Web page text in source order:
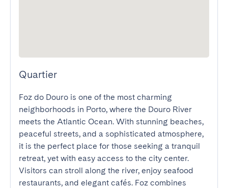
Quartier
Foz do Douro is one of the most charming
neighborhoods in Porto, where the Douro River
meets the Atlantic Ocean. With stunning beaches,
peaceful streets, and a sophisticated atmosphere,
it is the perfect place for those seeking a tranquil
retreat, yet with easy access to the city center.
Visitors can stroll along the river, enjoy seafood
restaurants, and elegant cafés. Foz combines